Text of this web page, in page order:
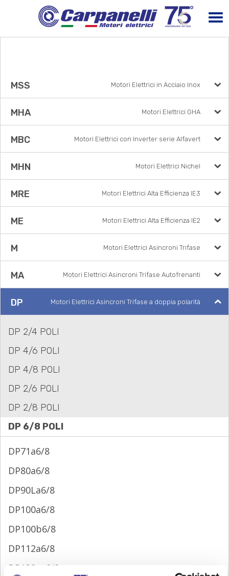
MSS Motori Elettrici in Acciaio Inox
MHA Motori Elettrici GHA
MBC Motori Elettrici con Inverter serie Alfavert
MHN Motori Elettrici Nichel
MRE Motori Elettrici Alta Efficienza IE3
ME Motori Elettrici Alta Efficienza IE2
M Motori Elettrici Asincroni Trifase
MA Motori Elettrici Asincroni Trifase Autofrenanti
DP Motori Elettrici Asincroni Trifase a doppia polarità
DP 2/4 POLI
DP 4/6 POLI
DP 4/8 POLI
DP 2/6 POLI
DP 2/8 POLI
DP 6/8 POLI
DP71a6/8
DP80a6/8
DP90La6/8
DP100a6/8
DP100b6/8
DP112a6/8
DP132sa6/8